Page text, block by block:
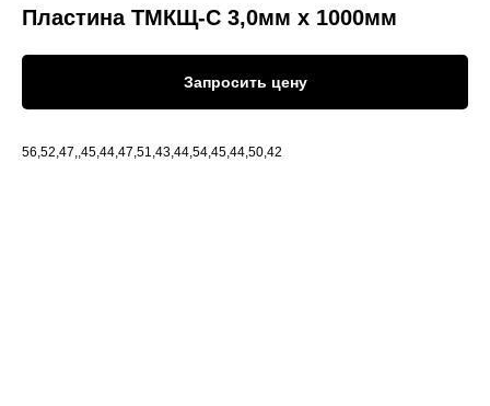
Пластина ТМКЩ-С 3,0мм х 1000мм
Запросить цену
56,52,47,,45,44,47,51,43,44,54,45,44,50,42